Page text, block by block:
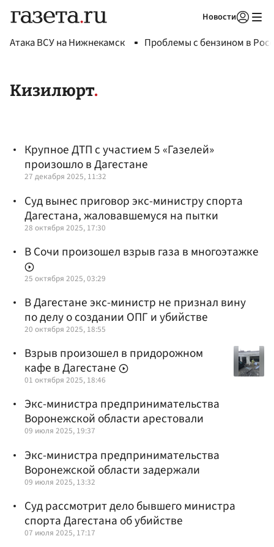
Новости
Атака ВСУ на Нижнекамск Проблемы с бензином в
Кизилюрт
Крупное ДТП с участием 5 «Газелей»
произошло в Дагестане
27 декабря 2025, 11:32
Суд вынес приговор экс-министру спорта
Дагестана, жаловавшемуся на пытки
28 октября 2025, 17:30
В Сочи произошел взрыв газа в многоэтажке
25 октября 2025, 03:29
В Дагестане экс-министр не признал вину
по делу о создании ОПГ и убийстве
20 октября 2025, 18:55
Взрыв произошел в придорожном
кафе в Дагестане
01 октября 2025, 18:46
Экс-министра предпринимательства
Воронежской области арестовали
09 июля 2025, 19:37
Экс-министра предпринимательства
Воронежской области задержали
09 июля 2025, 13:32
Суд рассмотрит дело бывшего министра
спорта Дагестана об убийстве
07 июля 2025, 17:17